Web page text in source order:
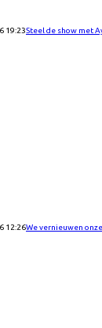
19:23Steel de show met
12:26We vernieuwen